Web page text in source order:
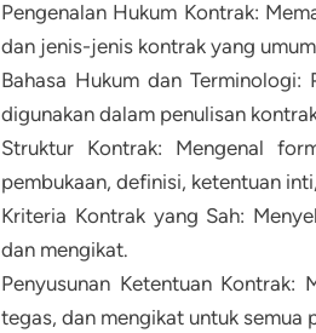
Pengenalan Hukum Kontrak:
dan jenis-jenis kontrak yang
Bahasa Hukum dan
digunakan dalam penulisan
Struktur Kontrak: Mengenal
pembukaan, definisi, ketentuan
Kriteria Kontrak yang Sah:
dan mengikat.
Penyusunan Ketentuan Kontrak:
tegas, dan mengikat untuk semua